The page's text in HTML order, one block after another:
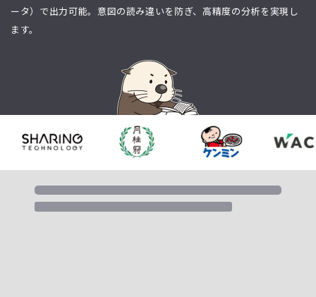
ータ）で出力可能。意図の読み違いを防ぎ、高精度の分析を実現し
ます。